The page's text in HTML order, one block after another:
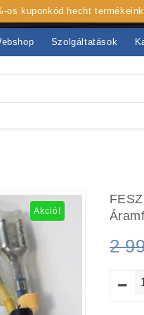
Szolgáltatások
Akció!
2
os kuponkód hecht